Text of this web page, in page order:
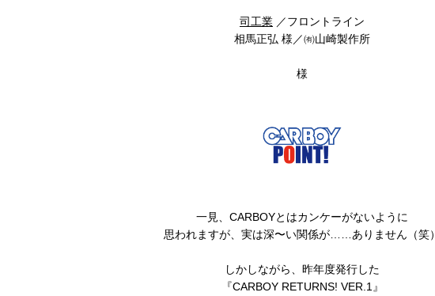
司工業 ／フロントライン
相馬正弘 様／㈲山崎製作所
様
一見、CARBOYとはカンケーがないように
思われますが、実は深〜い関係が……ありません（笑）
しかしながら、昨年度発行した
『CARBOY RETURNS! VER.1』